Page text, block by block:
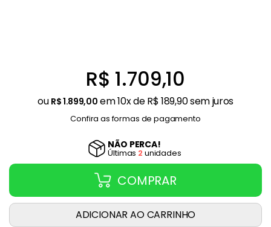
R$ 1.709,10
ou R$1.899,00 em10x deR$ 189,90sem juros
Confira as formas de pagamento
COMPRAR
NÃO PERCA!
Últimas 2 unidades
ADICIONAR AO CARRINHO